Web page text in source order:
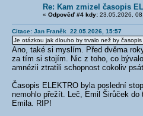
Re: Kam zmizel časopis
« Odpověď #4 kdy:23.05.2026,
Citace: Jan Franěk 22.05.2026, 15:57
Je otázkou jak dlouho by trvalo než by
Ano, také si myslím. Před dvěma
za tím si stojím. Nic z toho, co
amnézii ztratili schopnost cokoliv
Časopis ELEKTRO byla poslední
nemohlo přežít. Leč, Emil Širůček
Emila. RIP!